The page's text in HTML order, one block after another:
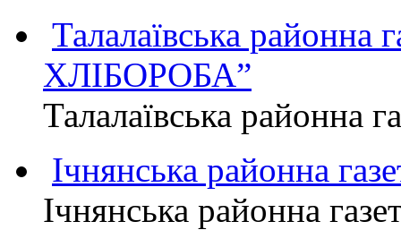
Талалаївська
ХЛІБОРОБА”
Талалаївська
Ічнянська районна
Ічнянська районна